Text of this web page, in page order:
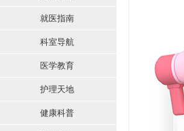
就医指南
科室导航
医学教育
护理天地
健康科普